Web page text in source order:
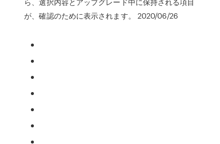
が、確認のために表示されます。 2020/06/26